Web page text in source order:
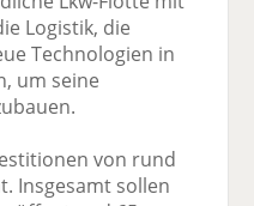
Logistik, die
Technologien in
um seine
von rund
Insgesamt sollen